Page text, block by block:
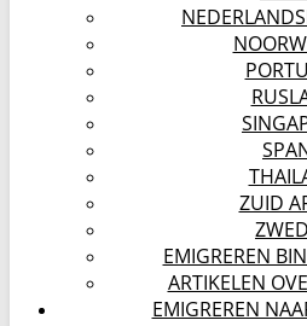
ZUID
EMIGREREN
ARTIKELEN
EMIGREREN